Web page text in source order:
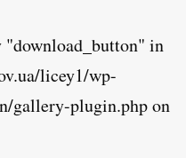
"download_button" in
licey1/wp-
gallery-plugin.phpon